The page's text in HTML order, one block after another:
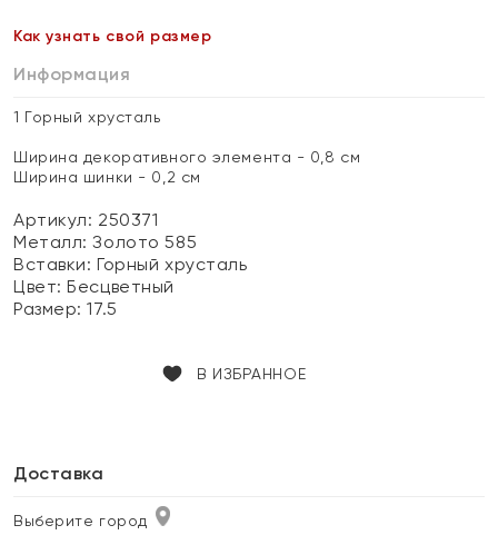
Как узнать свой размер
Информация
1 Горный хрусталь
Ширина декоративного элемента - 0,8 см
Ширина шинки - 0,2 см
Артикул: 250371
Металл:Золото 585
Вставки:Горный хрусталь
Цвет:Бесцветный
Размер:17.5
В ИЗБРАННОЕ
Доставка
Выберите город